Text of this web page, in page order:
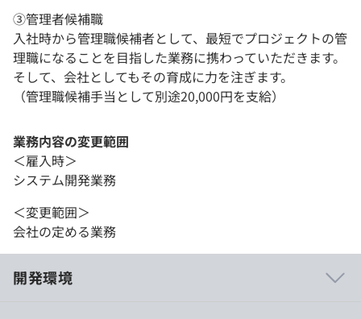
③管理者候補職
入社時から管理職候補者として、最短でプロジェクトの管
理職になることを目指した業務に携わっていただきます。
そして、会社としてもその育成に力を注ぎます。
（管理職候補手当として別途20,000円を支給）
業務内容の変更範囲
＜雇入時＞
システム開発業務
＜変更範囲＞
会社の定める業務
開発環境